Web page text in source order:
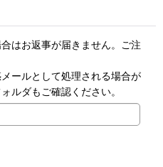
はお返事が届きません。ご注
ールとして処理される場合が
ルダもご確認ください。